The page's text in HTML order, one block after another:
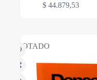
$ 44.879,53
AGOTADO